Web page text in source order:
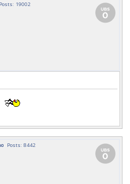
Posts: 19002
Posts: 8442